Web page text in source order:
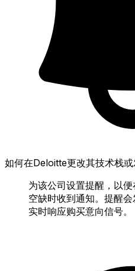
如何在Deloitte更改其技术栈
为该公司设置提醒，以
空缺时收到通知。提醒
实时响应购买意向信号。